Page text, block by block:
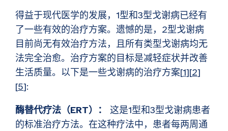
得益于现代医学的发展，1型和3型戈谢病已经有
了一些有效的治疗方案。遗憾的是，2型戈谢病
目前尚无有效治疗方法，且所有类型戈谢病均无
法完全治愈。治疗方案的目标是减轻症状并改善
生活质量。以下是一些戈谢病的治疗方案[1][2]
[5]:
酶替代疗法（ERT）： 这是1型和3型戈谢病患者
的标准治疗方法。在这种疗法中，患者每两周通